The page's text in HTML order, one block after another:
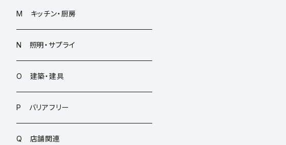
M キッチン・厨房
N 照明・サプライ
O 建築・建具
P バリアフリー
Q 店舗関連